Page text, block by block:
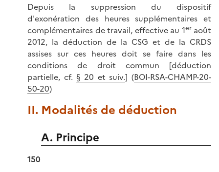
Depuis la suppression du dispositif
d'exonération des heures supplémentaires et
complémentaires de travail, effective au 1eraoût
2012, la déduction de la CSG et de la CRDS
assises sur ces heures doit se faire dans les
conditions de droit commun [déduction
partielle, cf.§ 20 et suiv.] (BOI-RSA-CHAMP-20-
50-20)
II. Modalités de déduction
A. Principe
150